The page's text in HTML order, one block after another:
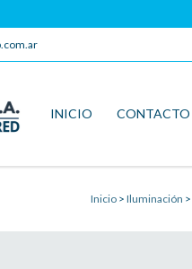
INICIO CONTACTO
Inicio > Iluminación >